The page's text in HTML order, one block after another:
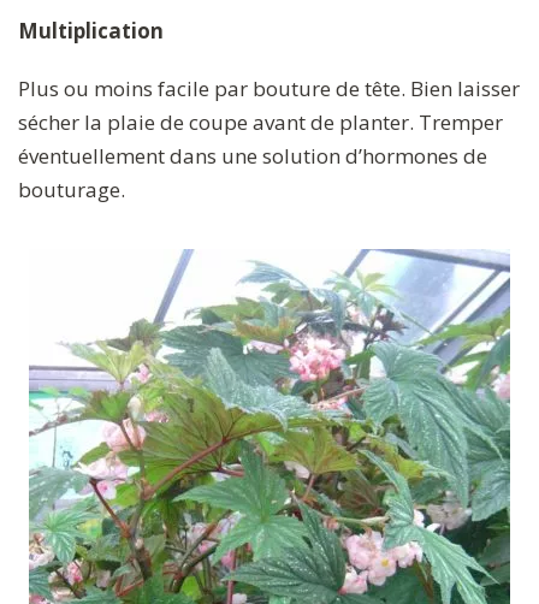
Multiplication
Plus ou moins facile par bouture de tête. Bien laisser
sécher la plaie de coupe avant de planter. Tremper
éventuellement dans une solution d’hormones de
bouturage.